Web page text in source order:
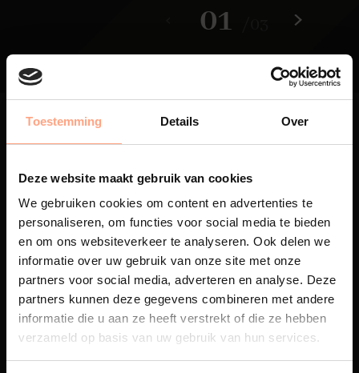
Toestemming Details Over
Deze website maakt gebruik van cookies
We gebruiken cookies om content en advertenties te
personaliseren, om functies voor social media te bieden
en om ons websiteverkeer te analyseren. Ook delen we
informatie over uw gebruik van onze site met onze
partners voor social media, adverteren en analyse. Deze
partners kunnen deze gegevens combineren met andere
informatie die u aan ze heeft verstrekt of die ze hebben
verzameld op basis van uw gebruik van hun services.
01
Maatwerk
Een exclusieve handgemaakte
beleving, waar Nederlands
vakmanschap en design
Spuiterij